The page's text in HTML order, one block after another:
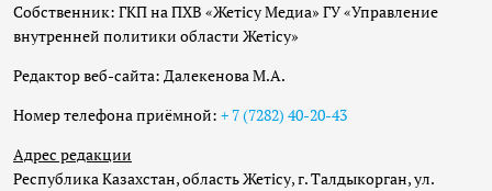
Собственник: ГКП на ПХВ «Жетісу Медиа» ГУ «Управление
внутренней политики области Жетісу»
Редактор веб-сайта: Далекенова М.А.
Номер телефона приёмной: + 7 (7282) 40-20-43
Адрес редакции
Республика Казахстан, область Жетісу, г. Талдыкорган, ул.